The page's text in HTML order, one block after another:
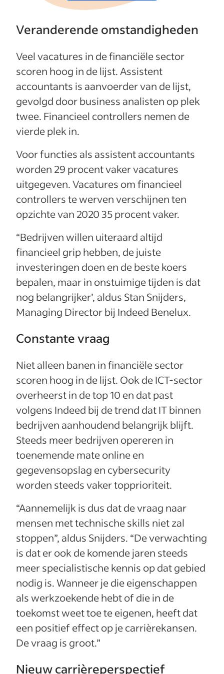
Veranderende omstandigheden
Veel vacatures in de financiële sector
scoren hoog in de lijst. Assistent
accountants is aanvoerder van de lijst,
gevolgd door business analisten op plek
twee. Financieel controllers nemen de
vierde plek in.
Voor functies als assistent accountants
worden 29 procent vaker vacatures
uitgegeven. Vacatures om financieel
controllers te werven verschijnen ten
opzichte van 2020 35 procent vaker.
“Bedrijven willen uiteraard altijd
financieel grip hebben, de juiste
investeringen doen en de beste koers
bepalen, maar in onstuimige tijden is dat
nog belangrijker’, aldus Stan Snijders,
Managing Director bij Indeed Benelux.
Constante vraag
Niet alleen banen in financiële sector
scoren hoog in de lijst. Ook de ICT-sector
overheerst in de top 10 en dat past
volgens Indeed bij de trend dat IT binnen
bedrijven aanhoudend belangrijk blijft.
Steeds meer bedrijven opereren in
toenemende mate online en
gegevensopslag en cybersecurity
worden steeds vaker topprioriteit.
“Aannemelijk is dus dat de vraag naar
mensen met technische skills niet zal
stoppen”, aldus Snijders. “De verwachting
is dat er ook de komende jaren steeds
meer specialistische kennis op dat gebied
nodig is. Wanneer je die eigenschappen
als werkzoekende hebt of die in de
toekomst weet toe te eigenen, heeft dat
een positief effect op je carrièrekansen.
De vraag is groot.”
Nieuw carrièreperspectief